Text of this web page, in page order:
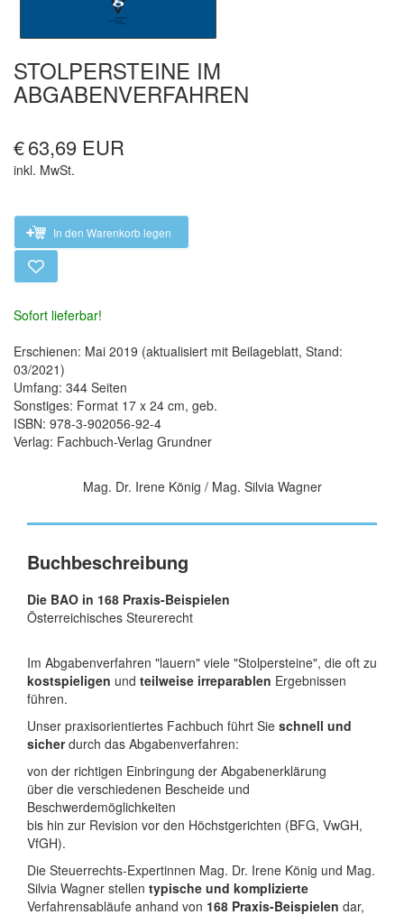
STOLPERSTEINE IM
ABGABENVERFAHREN
€63,69 EUR
inkl. MwSt.
In den Warenkorb legen
Sofort lieferbar!
Erschienen: Mai 2019 (aktualisiert mit Beilageblatt, Stand:
03/2021)
Umfang: 344 Seiten
Sonstiges: Format 17 x 24 cm, geb.
ISBN: 978-3-902056-92-4
Verlag: Fachbuch-Verlag Grundner
Mag. Dr. Irene König / Mag. Silvia Wagner
Buchbeschreibung
Die BAO in 168 Praxis-Beispielen
Österreichisches Steurerecht
Im Abgabenverfahren "lauern" viele "Stolpersteine", die oft zu
kostspieligen und teilweise irreparablen Ergebnissen
führen.
Unser praxisorientiertes Fachbuch führt Sie schnell und
sicherdurch das Abgabenverfahren:
von der richtigen Einbringung der Abgabenerklärung
über die verschiedenen Bescheide und
Beschwerdemöglichkeiten
bis hin zur Revision vor den Höchstgerichten (BFG, VwGH,
VfGH).
Die Steuerrechts-Expertinnen Mag. Dr. Irene König und Mag.
Silvia Wagner stellen typische und komplizierte
Verfahrensabläufe anhand von 168 Praxis-Beispielen dar,